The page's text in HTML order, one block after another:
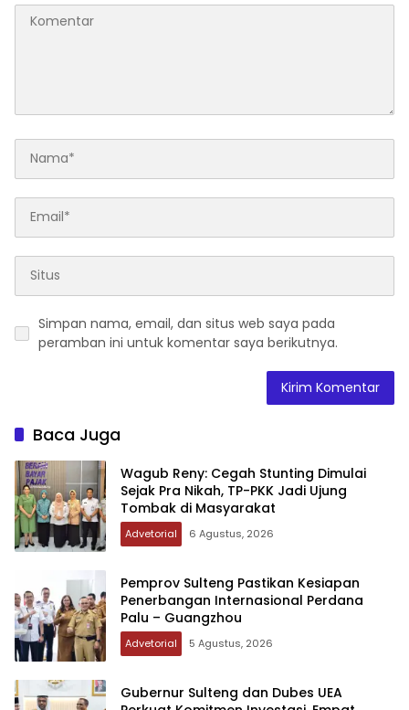
Simpan nama, email, dan situs web saya pada
peramban ini untuk komentar saya berikutnya.
Baca Juga
Wagub Reny: Cegah Stunting Dimulai
Sejak Pra Nikah, TP-PKK Jadi Ujung
Tombak di Masyarakat
Advetorial 6 Agustus, 2026
Pemprov Sulteng Pastikan Kesiapan
Penerbangan Internasional Perdana
Palu – Guangzhou
Advetorial 5 Agustus, 2026
Gubernur Sulteng dan Dubes UEA